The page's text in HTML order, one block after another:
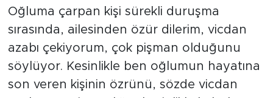
Oğluma çarpan kişi sürekli duruşma
sırasında, ailesinden özür dilerim, vicdan
azabı çekiyorum, çok pişman olduğunu
söylüyor. Kesinlikle ben oğlumun hayatına
son veren kişinin özrünü, sözde vicdan